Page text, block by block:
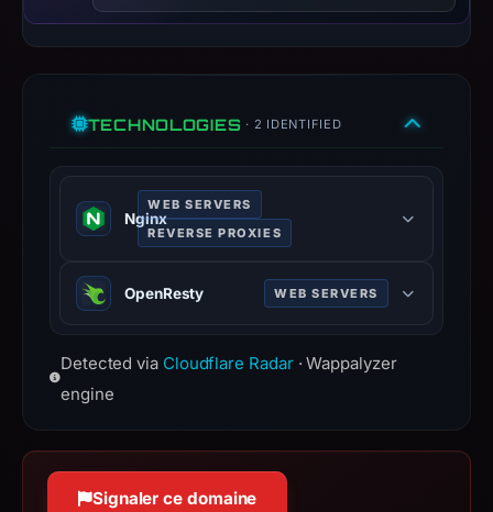
since
bound
observations,
not
live
guarantee.
Avoid
domain;
submit
TECHNOLOGIES · 2 IDENTIFIED
Nginx
WEB SERVERS
REVERSE PROXIES
Nginx is a web server that can also
be used as a reverse proxy, load
cache.
OpenResty WEB SERVERS
OpenResty is a web platform based
on nginx which can run Lua scripts
Confiance à 100 %
Detected via Cloudflare Radar· Wappalyzer
engine
Signaler ce domaine